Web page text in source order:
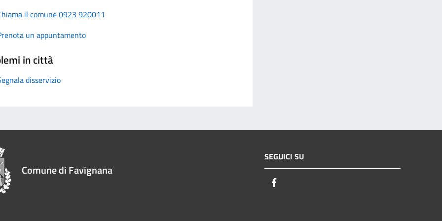
il comune 0923 920011
un appuntamento
in città
disservizio
Comune di Favignana
SEGUICI SU